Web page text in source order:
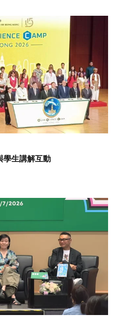
學生講解互動